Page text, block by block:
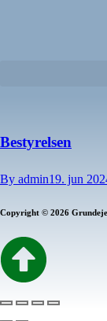
Bestyrelsen
By admin19. jun
Copyright © 2026